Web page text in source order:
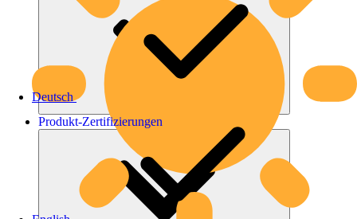
Deutsch
Produkt-Zertifizierungen